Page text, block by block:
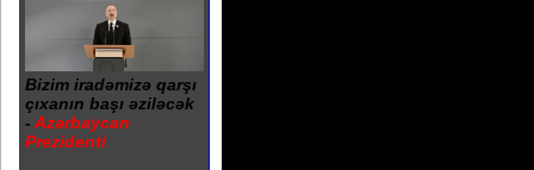
Bizim iradəmizə qarşı
çıxanın başı əziləcək
- Azərbaycan
Prezidenti